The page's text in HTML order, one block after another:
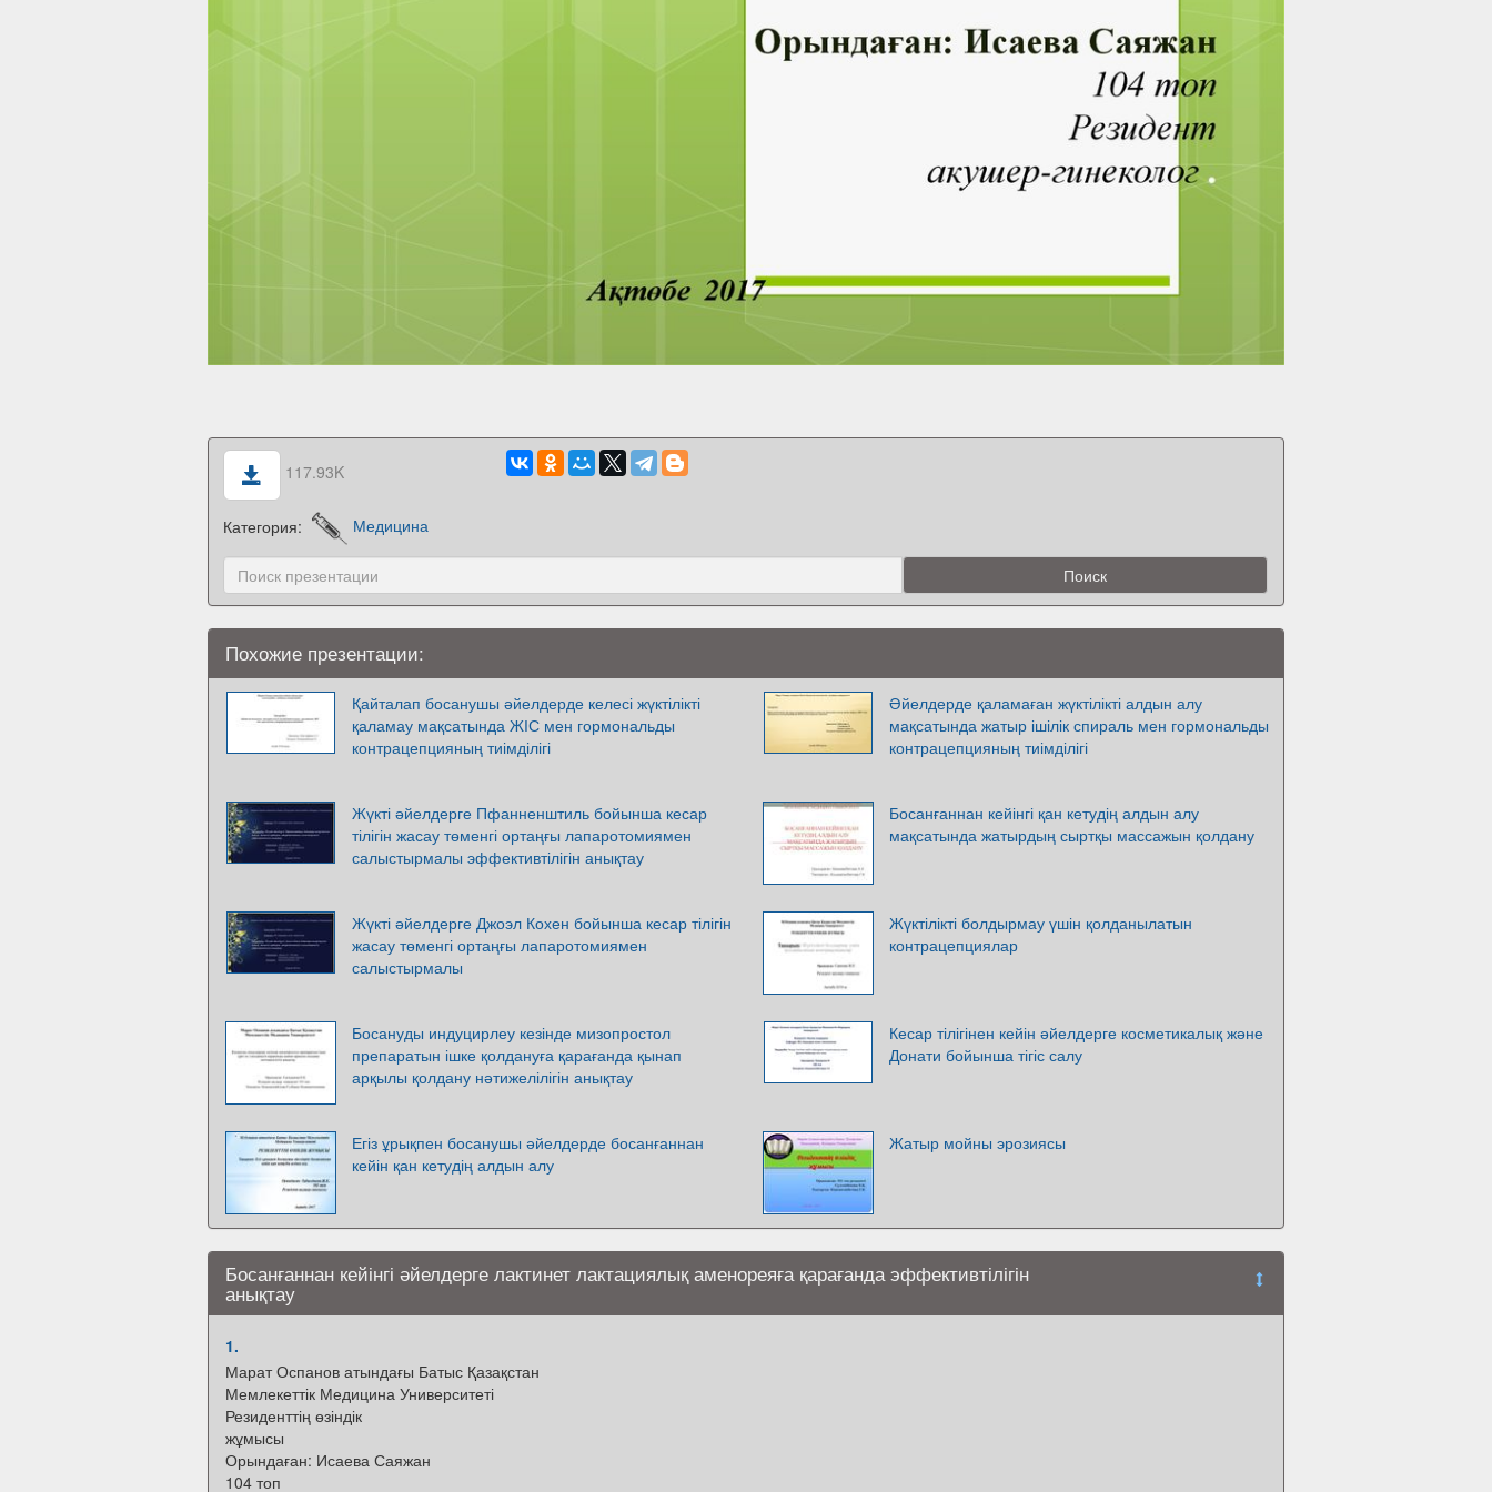
117.93K
Категория: Медицина
Похожие презентации:
Қайталап босанушы әйелдерде келесі жүктілікті
қаламау мақсатында ЖІС мен гормональды
контрацепцияның тиімділігі
Әйелдерде қаламаған жүктілікті алдын алу
мақсатында жатыр ішілік спираль мен гормональды
контрацепцияның тиімділігі
Жүкті әйелдерге Пфанненштиль бойынша кесар
тілігін жасау төменгі ортаңғы лапаротомиямен
салыстырмалы эффективтілігін анықтау
Босанғаннан кейінгі қан кетудің алдын алу
мақсатында жатырдың сыртқы массажын қолдану
Жүкті әйелдерге Джоэл Кохен бойынша кесар тілігін
жасау төменгі ортаңғы лапаротомиямен
салыстырмалы
Жүктілікті болдырмау үшін қолданылатын
контрацепциялар
Босануды индуцирлеу кезінде мизопростол
препаратын ішке қолдануға қарағанда қынап
арқылы қолдану нәтижелілігін анықтау
Кесар тілігінен кейін әйелдерге косметикалық және
Донати бойынша тігіс салу
Егіз ұрықпен босанушы әйелдерде босанғаннан
кейін қан кетудің алдын алу
Жатыр мойны эрозиясы
Босанғаннан кейінгі әйелдерге лактинет лактациялық аменореяға қарағанда эффективтілігін
анықтау
1.
Марат Оспанов атындағы Батыс Қазақстан
Мемлекеттік Медицина Университеті
Резиденттің өзіндік
жұмысы
Орындаған: Исаева Саяжан
104 топ